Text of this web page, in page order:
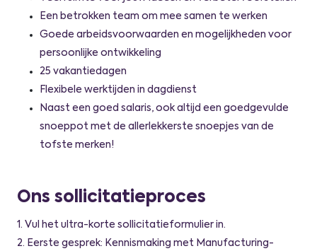
Een betrokken team om mee samen te werken
Goede arbeidsvoorwaarden en mogelijkheden voor
persoonlijke ontwikkeling
25 vakantiedagen
Flexibele werktijden in dagdienst
Naast een goed salaris, ook altijd een goedgevulde
snoeppot met de allerlekkerste snoepjes van de
tofste merken!
Ons sollicitatieproces
1. Vul het ultra-korte sollicitatieformulier in.
2. Eerste gesprek: Kennismaking met Manufacturing-